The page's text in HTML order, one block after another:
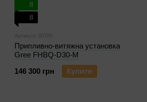
8
8
Артикул: 30785
Припливно-витяжна установка
Gree FHBQ-D30-M
146 300 грн
Купити